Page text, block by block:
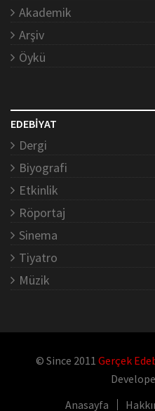
Akademik
Arşiv
Öykü
EDEBİYAT
Dergi
Biyografi
Etkinlik
Röportaj
Sinema
Tiyatro
Müzik
© Since 2011 Gerçek
Anasayfa